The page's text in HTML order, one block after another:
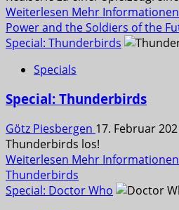
Weiterlesen Mehr
Power and the Soldiers of the
Special: Thunderbirds
Specials
Special: Thunderbirds
Götz Piesbergen 17. Februar
Thunderbirds los!
Weiterlesen Mehr
Thunderbirds
Special: Doctor Who